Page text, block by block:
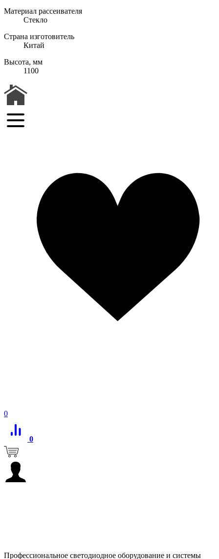
Материал рассеивателя
Стекло
Страна изготовитель
Китай
Высота, мм
1100
0
0
Профессиональное светодиодное оборудование и системы